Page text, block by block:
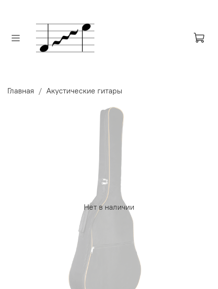
Главная Акустические гитары
Нет в наличии